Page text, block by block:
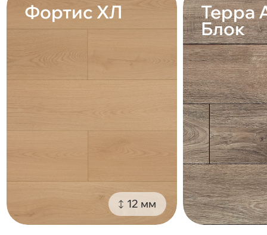
Фортис ХЛ
12 мм
Терра
Блок